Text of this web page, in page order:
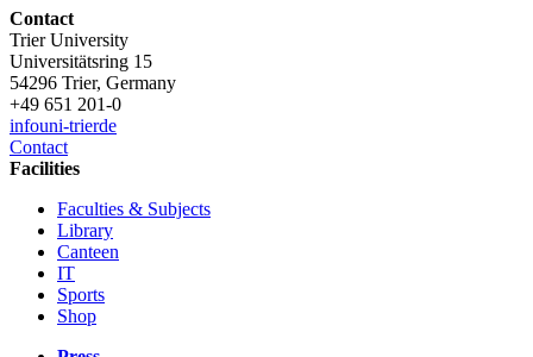
Contact
Trier University
Universitätsring 15
54296 Trier, Germany
+49 651 201-0
infouni-trierde
Contact
Facilities
Faculties & Subjects
Library
Canteen
IT
Sports
Shop